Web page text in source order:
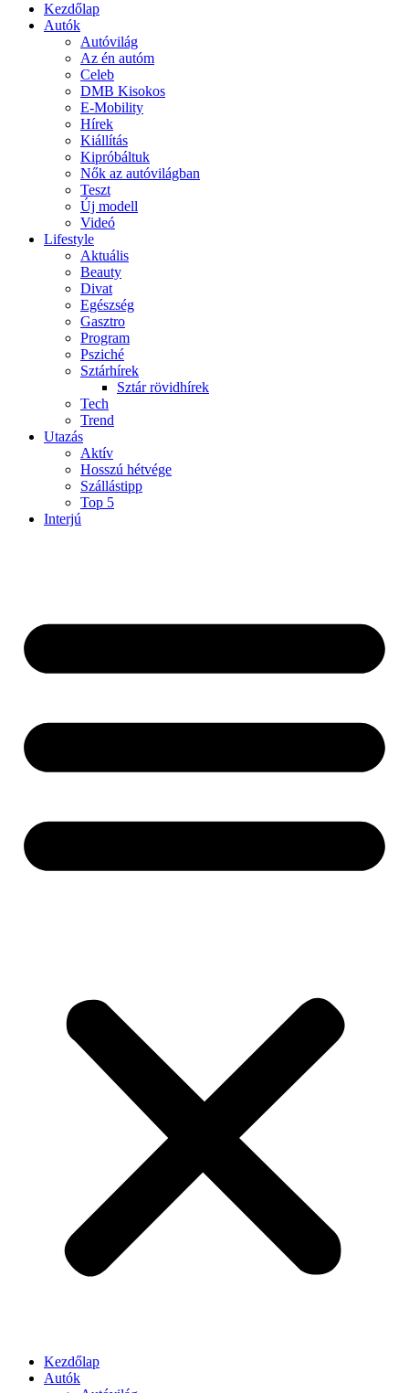
Kezdőlap
Autók
Autóvilág
Az én autóm
Celeb
DMB Kisokos
E-Mobility
Hírek
Kiállítás
Kipróbáltuk
Nők az autóvilágban
Teszt
Új modell
Videó
Lifestyle
Aktuális
Beauty
Divat
Egészség
Gasztro
Program
Psziché
Sztárhírek
Sztár rövidhírek
Tech
Trend
Utazás
Aktív
Hosszú hétvége
Szállástipp
Top 5
Interjú
Kezdőlap
Autók